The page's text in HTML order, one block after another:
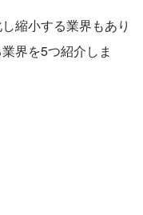
縮小する業界もあり
界を5つ紹介しま